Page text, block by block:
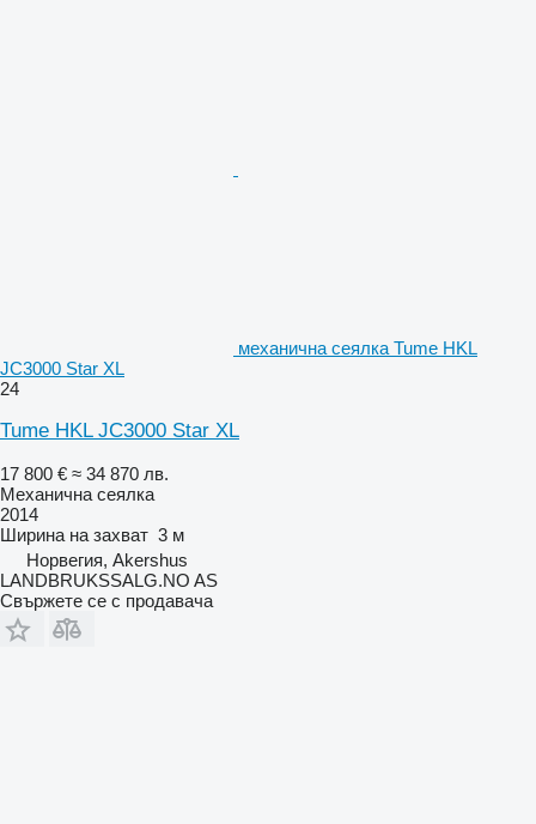
механична сеялка Tume HKL
JC3000 Star XL
24
Tume HKL JC3000 Star XL
17 800 € ≈ 34 870 лв.
Механична сеялка
2014
Ширина на захват 3 м
Норвегия, Akershus
LANDBRUKSSALG.NO AS
Свържете се с продавача